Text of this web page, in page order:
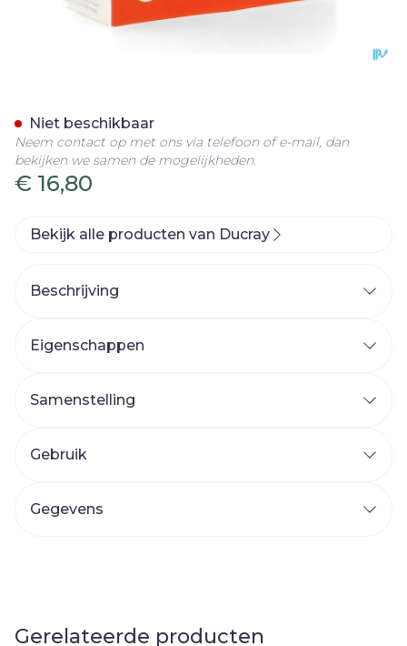
€ 16,80
Niet beschikbaar
Neem contact op met ons via telefoon of e-mail, dan
bekijken we samen de mogelijkheden.
Bekijk alle producten van Ducray
Beschrijving
Eigenschappen
Samenstelling
Gebruik
Gegevens
Gerelateerde producten